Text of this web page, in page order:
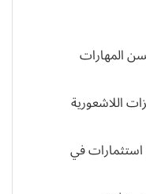
المهارات
اللاشعورية
استثمارات في